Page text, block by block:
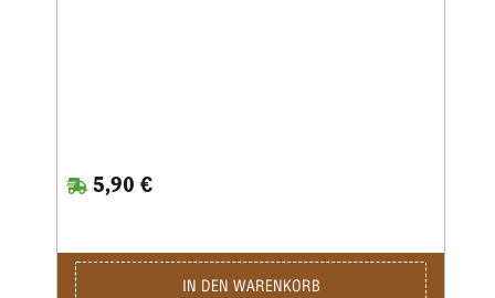
5,90 €
IN DEN WARENKORB